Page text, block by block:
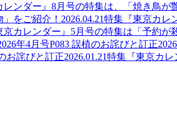
レンダー』8月号の特集は、「焼き鳥が
をご紹介！ 2026.04.21特集 『東京カレ
京カレンダー』5月号の特集は「予約が
年4月号P083 誤植のお詫びと訂正
お詫びと訂正2026.01.21特集 『東京カ